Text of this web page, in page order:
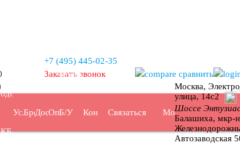
+7 (495) 445-02-35
Заказать звонок
сравнить
Услуги
Бренды
Доставка
Оплата
Прием
Б/У КонтактыСвязаться Москва
Москва,
улица, 14с2
Шоссе
Балашиха, мкр-н
Автозаводская